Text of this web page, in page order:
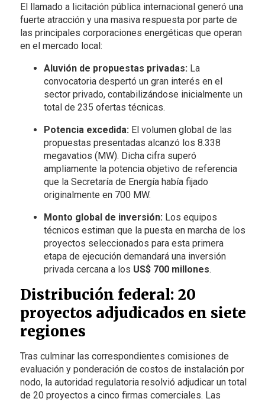
El llamado a licitación pública internacional generó una
fuerte atracción y una masiva respuesta por parte de
las principales corporaciones energéticas que operan
en el mercado local:
Aluvión de propuestas privadas:La
convocatoria despertó un gran interés en el
sector privado, contabilizándose inicialmente un
total de 235 ofertas técnicas.
Potencia excedida:El volumen global de las
propuestas presentadas alcanzó los 8.338
megavatios (MW). Dicha cifra superó
ampliamente la potencia objetivo de referencia
que la Secretaría de Energía había fijado
originalmente en 700 MW.
Monto global de inversión:Los equipos
técnicos estiman que la puesta en marcha de los
proyectos seleccionados para esta primera
etapa de ejecución demandará una inversión
privada cercana a los US$ 700 millones.
Distribución federal: 20
proyectos adjudicados en siete
regiones
Tras culminar las correspondientes comisiones de
evaluación y ponderación de costos de instalación por
nodo, la autoridad regulatoria resolvió adjudicar un total
de 20 proyectos a cinco firmas comerciales. Las